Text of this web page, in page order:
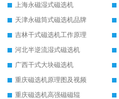
上海永磁湿式磁选机
天津永磁筒式磁选机品牌
吉林干式磁选机工作原理
河北半逆流湿式磁选机
广西干式大块磁选机
重庆磁选机原理图及视频
重庆磁选机高强磁磁辊